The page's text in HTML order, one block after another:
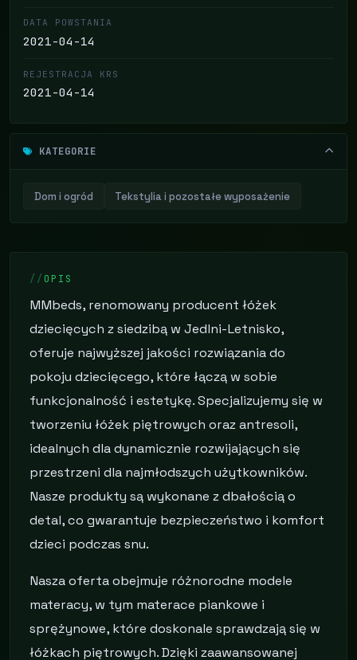
DATA POWSTANIA
2021-04-14
REJESTRACJA KRS
2021-04-14
KATEGORIE
Dom i ogród Tekstylia i pozostałe wyposażenie
OPIS
MMbeds, renomowany producent łóżek
dziecięcych z siedzibą w Jedlni-Letnisko,
oferuje najwyższej jakości rozwiązania do
pokoju dziecięcego, które łączą w sobie
funkcjonalność i estetykę. Specjalizujemy się w
tworzeniu łóżek piętrowych oraz antresoli,
idealnych dla dynamicznie rozwijających się
przestrzeni dla najmłodszych użytkowników.
Nasze produkty są wykonane z dbałością o
detal, co gwarantuje bezpieczeństwo i komfort
dzieci podczas snu.
Nasza oferta obejmuje różnorodne modele
materacy, w tym materace piankowe i
sprężynowe, które doskonale sprawdzają się w
łóżkach piętrowych. Dzięki zaawansowanej